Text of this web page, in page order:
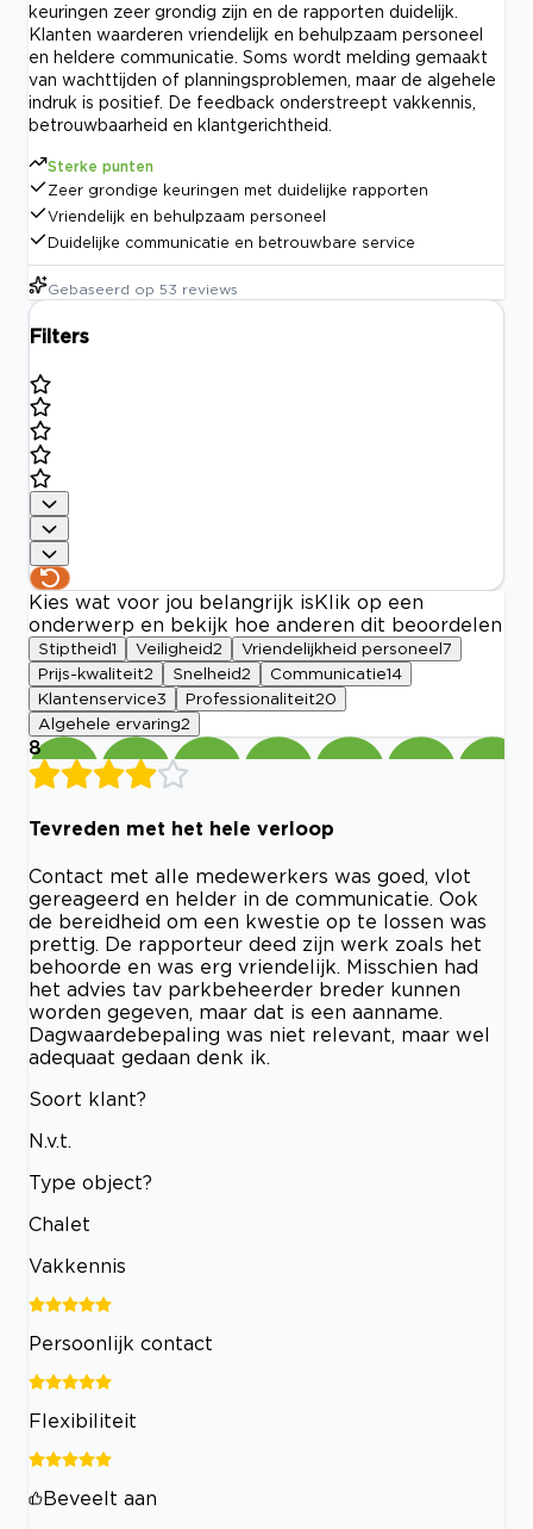
keuringen zeer grondig zijn en de rapporten duidelijk.
Klanten waarderen vriendelijk en behulpzaam personeel
en heldere communicatie. Soms wordt melding gemaakt
van wachttijden of planningsproblemen, maar de algehele
indruk is positief. De feedback onderstreept vakkennis,
betrouwbaarheid en klantgerichtheid.
Sterke punten
Zeer grondige keuringen met duidelijke rapporten
Vriendelijk en behulpzaam personeel
Duidelijke communicatie en betrouwbare service
Gebaseerd op 53 reviews
Filters
Kies wat voor jou belangrijk is Klik op een
onderwerp en bekijk hoe anderen dit beoordelen
Stiptheid1 Veiligheid2 Vriendelijkheid personeel 7
Prijs-kwaliteit2 Snelheid2 Communicatie14
Klantenservice3 Professionaliteit20
Algehele ervaring2
8
Tevreden met het hele verloop
Contact met alle medewerkers was goed, vlot
gereageerd en helder in de communicatie. Ook
de bereidheid om een kwestie op te lossen was
prettig. De rapporteur deed zijn werk zoals het
behoorde en was erg vriendelijk. Misschien had
het advies tav parkbeheerder breder kunnen
worden gegeven, maar dat is een aanname.
Dagwaardebepaling was niet relevant, maar wel
adequaat gedaan denk ik.
Soort klant?
N.v.t.
Type object?
Chalet
Vakkennis
Persoonlijk contact
Flexibiliteit
Beveelt aan